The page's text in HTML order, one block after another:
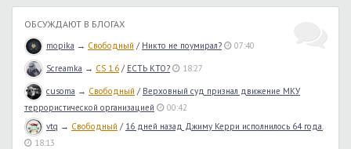
ОБСУЖДАЮТ В БЛОГАХ
mopika → Свободный / Никто не поумирал? 07:40
Screamka → CS 1.6 / ЕСТЬ КТО? 18:27
cusoma → Свободный / Верховный суд признал движение МКУ
террористической организацией
00:42
vtq → Свободный / 16 дней назад Джиму Керри исполнилось 64 года.
18:13